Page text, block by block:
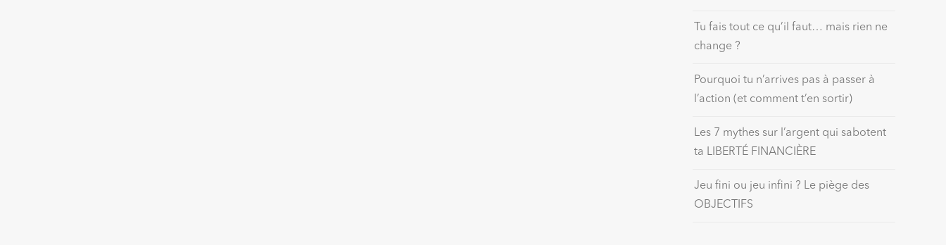
Tu fais tout ce qu’il faut… mais rien ne
change ?
Pourquoi tu n’arrives pas à passer à
l’action (et comment t’en sortir)
Les 7 mythes sur l’argent qui sabotent
ta LIBERTÉ FINANCIÈRE
Jeu fini ou jeu infini ? Le piège des
OBJECTIFS